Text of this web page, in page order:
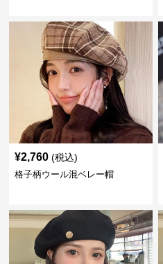
¥2,760 (税込)
格子柄ウール混ベレー帽